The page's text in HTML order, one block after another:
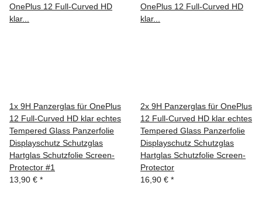
1x 9H Panzerglas für OnePlus
12 Full-Curved HD klar echtes
Tempered Glass Panzerfolie
Displayschutz Schutzglas
Hartglas Schutzfolie Screen-
Protector #1
13,90 € *
2x 9H Panzerglas für OnePlus
12 Full-Curved HD klar echtes
Tempered Glass Panzerfolie
Displayschutz Schutzglas
Hartglas Schutzfolie Screen-
Protector
16,90 € *